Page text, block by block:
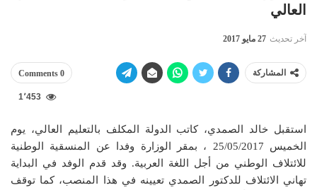
العالي
آخر تحديث 27 مايو 2017
المشاركة 0 Comments
1٬453
استقبل خالد الصمدي، كاتب الدولة المكلف بالتعليم العالي، يوم
الخميس 25/05/2017 ، بمقر الوزارة وفدا عن المنسقية الوطنية
للائتلاف الوطني من أجل اللغة العربية. وقد قدم الوفد في البداية
تهاني الائتلاف للدكتور الصمدي تعيينه في هذا المنصب، كما توقف